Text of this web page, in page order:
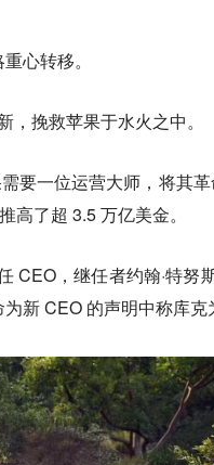
心转移。
挽救苹果于水火之中。
要一位运营大师，将其
了超 3.5 万亿美金。
CEO，继任者约翰·特努
新 CEO 的声明中称库克